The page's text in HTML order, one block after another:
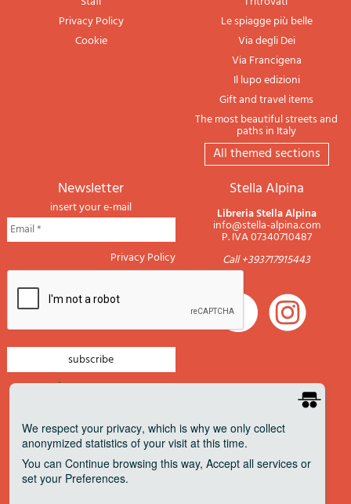
Privacy Policy
Cookie
Le spiagge più belle
Via degli Dei
Via Francigena
Il lupo edizioni
Gift and travel items
The most beautiful streets and
paths in Italy
All themed sections
newsletter
insert your e-mail
Privacy Policy
newsletter travels
newsletter military
Stella Alpina
Libreria Stella Alpina
info@stella-alpina.com
P. IVA 07340710487
Call +393717915443
We respect your privacy, which is why we only collect
anonymized statistics of your visit at this time.
You can Continue browsing this way, Accept all services or
set your Preferences.